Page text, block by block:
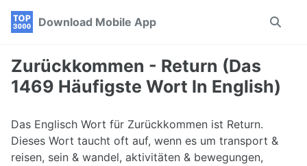
Skip
navigation
Skip
Skip
Download Mobile App
Toggle
Zurückkommen - Return (Das
1469 Häufigste Wort In English)
Das Englisch Wort für Zurückkommen ist Return.
Dieses Wort taucht oft auf, wenn es um transport &
reisen, sein & wandel, aktivitäten & bewegungen,